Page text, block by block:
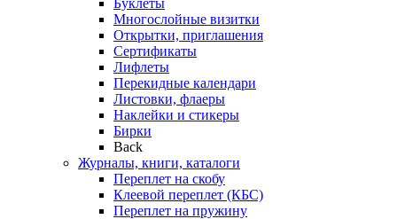
Многослойные визитки
Открытки, приглашения
Сертификаты
Лифлеты
Перекидные календари
Листовки, флаеры
Наклейки и стикеры
Бирки
Back
Журналы, книги, каталоги
Переплет на скобу
Клеевой переплет (КБС)
Переплет на пружину